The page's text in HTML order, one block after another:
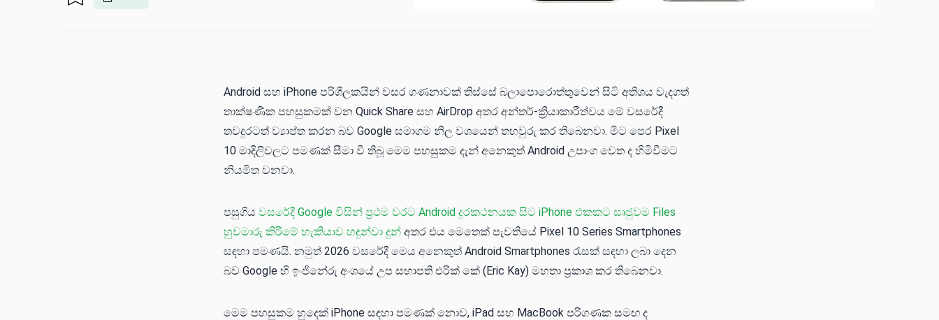
Android සහ iPhone පරිශීලකයින් වසර ගණනාවක් තිස්සේ බලාපොරොත්තුවෙන් සිටි අතිශය වැදගත්
තාක්ෂණික පහසුකමක් වන Quick Share සහ AirDrop අතර අන්තර්-ක්‍රියාකාරීත්වය මේ වසරේදී
තවදුරටත් ව්‍යාප්ත කරන බව Google සමාගම නිල වශයෙන් තහවුරු කර තිබෙනවා. මීට පෙර Pixel
10 මාදිලිවලට පමණක් සීමා වී තිබූ මෙම පහසුකම දැන් අනෙකුත් Android උපාංග වෙත ද හිමිවීමට
නියමිත වනවා.
පසුගිය වසරේදී Google විසින් ප්‍රථම වරට Android දුරකථනයක සිට iPhone එකකට සෘජුවම Files
හුවමාරු කිරීමේ හැකියාව හඳුන්වා දුන් අතර එය මෙතෙක් පැවතියේ Pixel 10 Series Smartphones
සඳහා පමණයි. නමුත් 2026 වසරේදී මෙය අනෙකුත් Android Smartphones රැසක් සඳහා ලබා දෙන
බව Google හි ඉංජිනේරු අංශයේ උප සභාපති එරික් කේ (Eric Kay) මහතා ප්‍රකාශ කර තිබෙනවා.
මෙම පහසුකම හුදෙක් iPhone සඳහා පමණක් නොව, iPad සහ MacBook පරිගණක සමඟ ද